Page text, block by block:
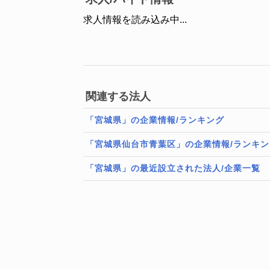
求人情報を読み込み中...
関連する法人
「宮城県」の企業情報/ランキング
「宮城県仙台市青葉区」の企業情報/ランキ
「宮城県」の最近設立された法人/企業一覧